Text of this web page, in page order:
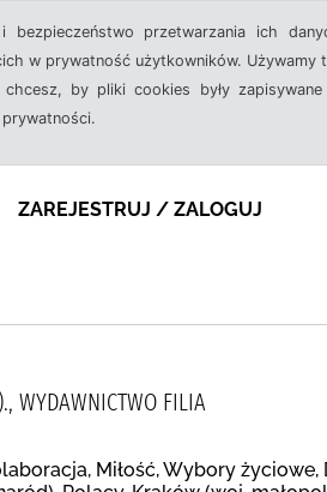
przetwarzania ich
w prywatność użytkowników. Używamy
by pliki cookies były
ZAREJESTRUJ / ZALOGUJ
WYDAWNICTWO FILIA
Miłość, Wybory